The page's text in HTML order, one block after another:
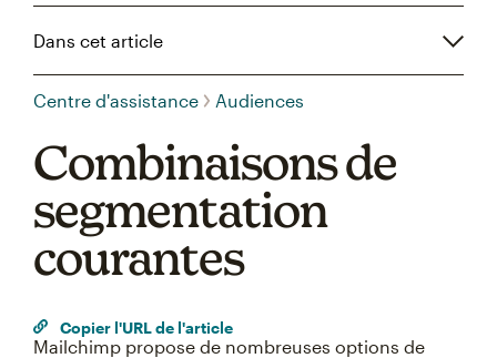
Dans cet article
Centre d'assistance Audiences
Combinaisons de
segmentation
courantes
Copier l'URL de l'article
Mailchimp propose de nombreuses options de